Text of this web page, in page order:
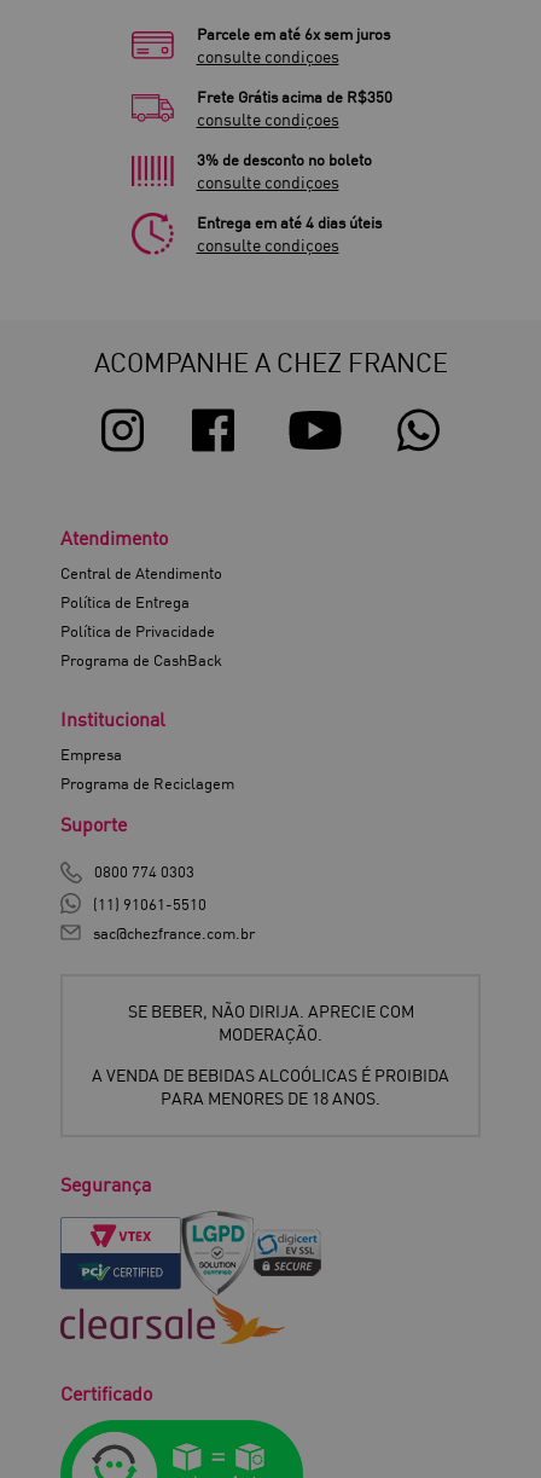
Parcele em até 6x sem juros
consulte condiçoes
Frete Grátis acima de R$350
consulte condiçoes
3% de desconto no boleto
consulte condiçoes
Entrega em até 4 dias úteis
consulte condiçoes
ACOMPANHE A CHEZ FRANCE
Atendimento
Central de Atendimento
Política de Entrega
Política de Privacidade
Programa de CashBack
Institucional
Empresa
Programa de Reciclagem
Suporte
0800 774 0303
(11) 91061-5510
sac@chezfrance.com.br
SE BEBER, NÃO DIRIJA. APRECIE COM
MODERAÇÃO.
A VENDA DE BEBIDAS ALCOÓLICAS É PROIBIDA
PARA MENORES DE 18 ANOS.
Segurança
Certificado